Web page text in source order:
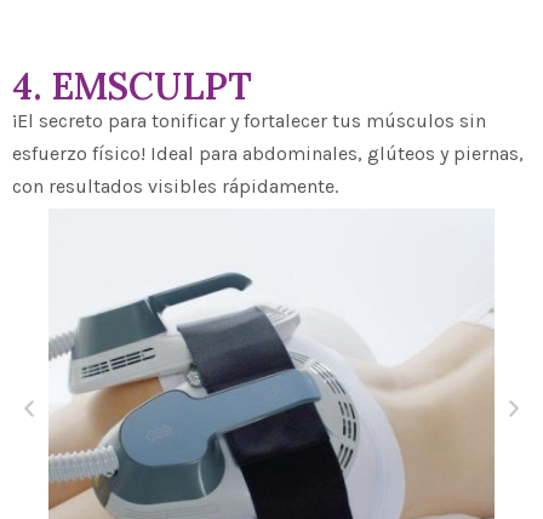
4. EMSCULPT
¡El secreto para tonificar y fortalecer tus músculos sin
esfuerzo físico! Ideal para abdominales, glúteos y piernas,
con resultados visibles rápidamente.